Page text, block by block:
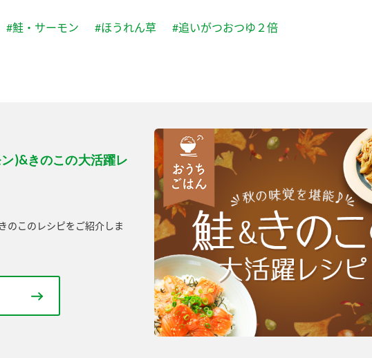
#鮭・サーモン #ほうれん草 #追いがつおつゆ２倍
)&きのこの大活躍レ
のこのレシピをご紹介しま